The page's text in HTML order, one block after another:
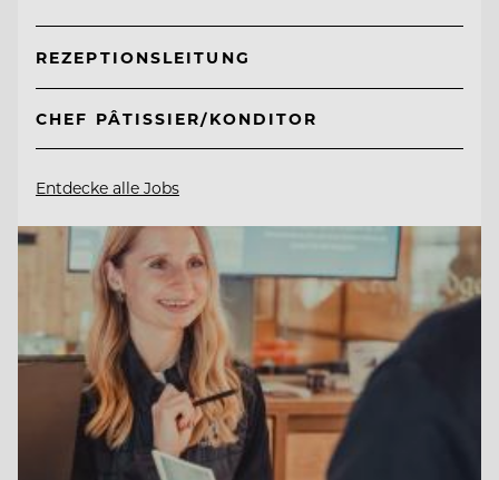
REZEPTIONSLEITUNG
CHEF PÂTISSIER/KONDITOR
Entdecke alle Jobs